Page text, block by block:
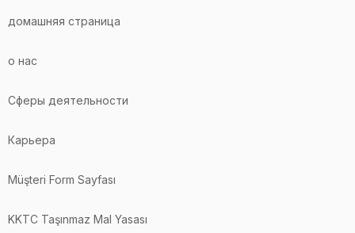
домашняя страница
о нас
Сферы деятельности
Карьера
Müşteri Form Sayfası
KKTC Taşınmaz Mal Yasası